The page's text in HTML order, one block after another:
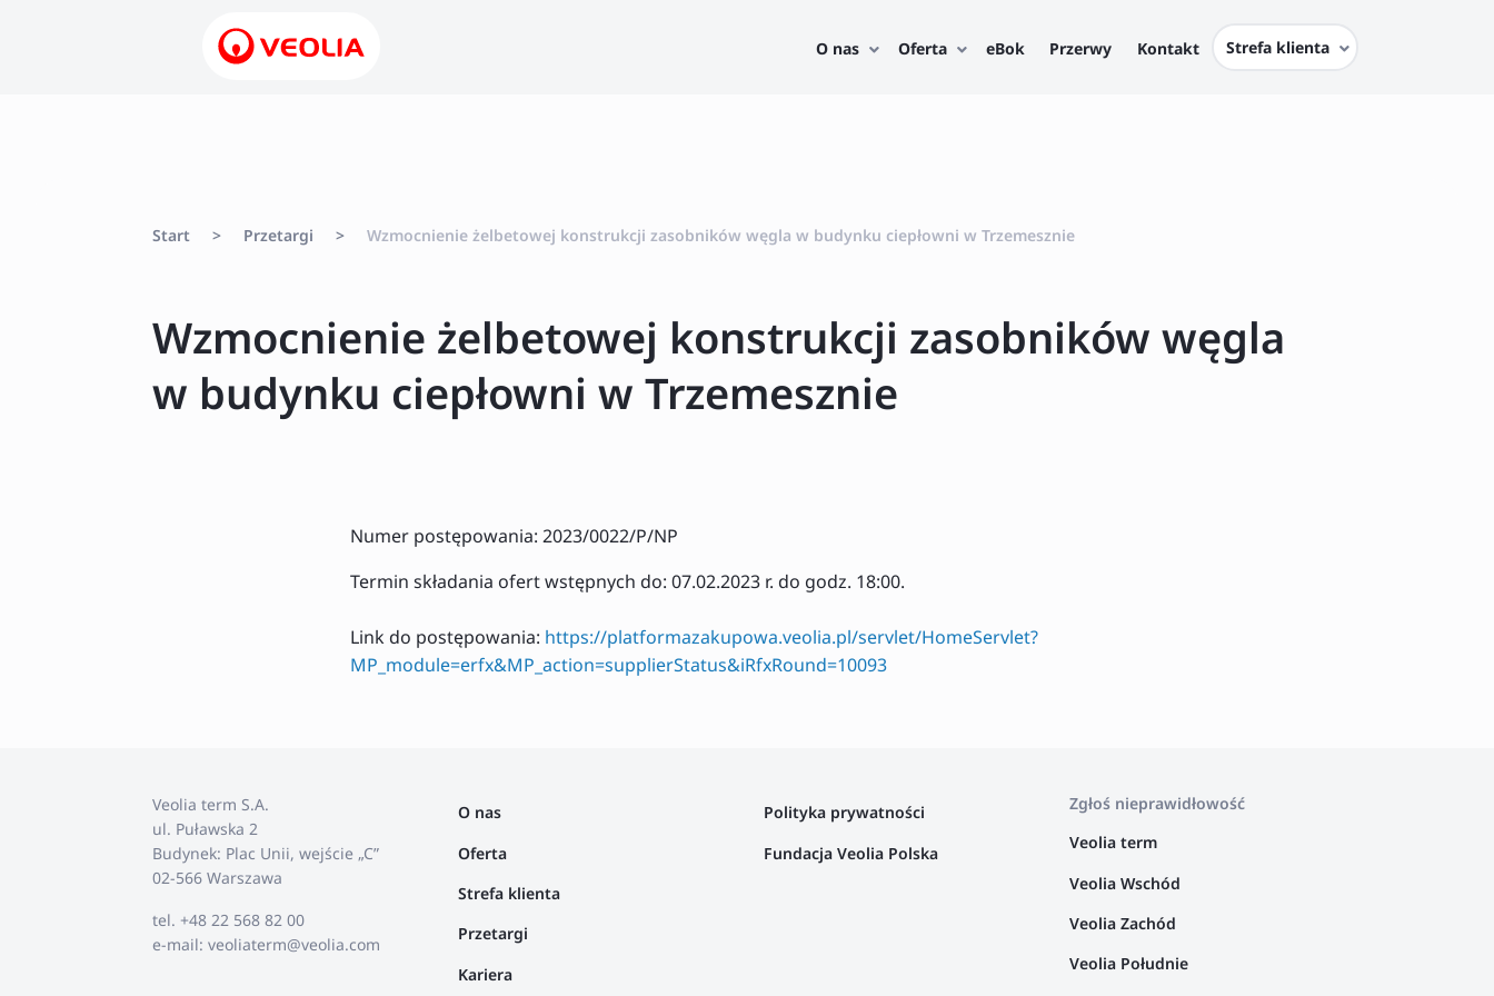
O nas Oferta eBok Przerwy Kontakt Strefa klienta
Start > Przetargi > Wzmocnienie żelbetowej konstrukcji zasobników węgla w budynku ciepłowni w Trzemesznie
Wzmocnienie żelbetowej konstrukcji zasobników węgla
w budynku ciepłowni w Trzemesznie
Numer postępowania: 2023/0022/P/NP
Termin składania ofert wstępnych do: 07.02.2023 r. do godz. 18:00.
Link do postępowania: https://platformazakupowa.veolia.pl/servlet/HomeServlet?
MP_module=erfx&MP_action=supplierStatus&iRfxRound=10093
Veolia term S.A.
ul. Puławska 2
Budynek: Plac Unii, wejście „C”
02-566 Warszawa
tel. +48 22 568 82 00
e-mail: veoliaterm@veolia.com
O nas
Oferta
Strefa klienta
Przetargi
Kariera
Polityka prywatności
Fundacja Veolia Polska
Zgłoś nieprawidłowość
Veolia term
Veolia Wschód
Veolia Zachód
Veolia Południe